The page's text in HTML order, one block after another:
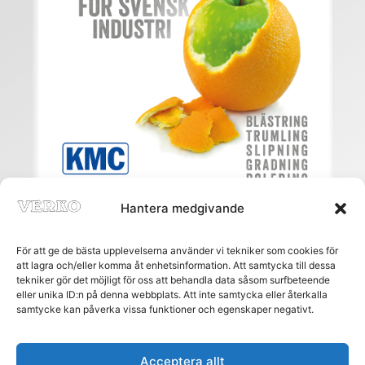
Hantera medgivande
För att ge de bästa upplevelserna använder vi tekniker som cookies för
att lagra och/eller komma åt enhetsinformation. Att samtycka till dessa
tekniker gör det möjligt för oss att behandla data såsom surfbeteende
eller unika ID:n på denna webbplats. Att inte samtycka eller återkalla
samtycke kan påverka vissa funktioner och egenskaper negativt.
Acceptera allt
Meny
PRENUMERERA
ANNONSERA